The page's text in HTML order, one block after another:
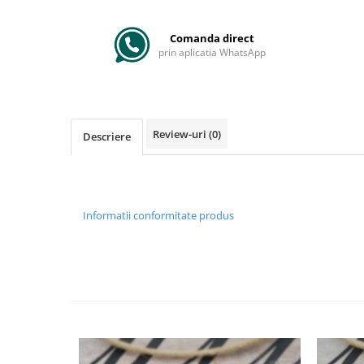
Comanda direct
prin aplicatia WhatsApp
Descriere Review-uri (0)
Informatii conformitate produs